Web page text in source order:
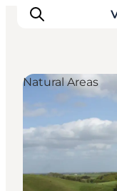
Inspirations
Destinations
Natural Areas